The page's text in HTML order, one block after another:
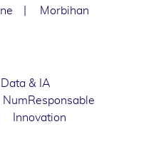
Morbihan
Data & IA
NumResponsable
Innovation